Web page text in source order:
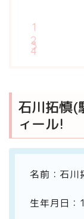
石川拓慎(
ィール!
名前：石川
生年月日